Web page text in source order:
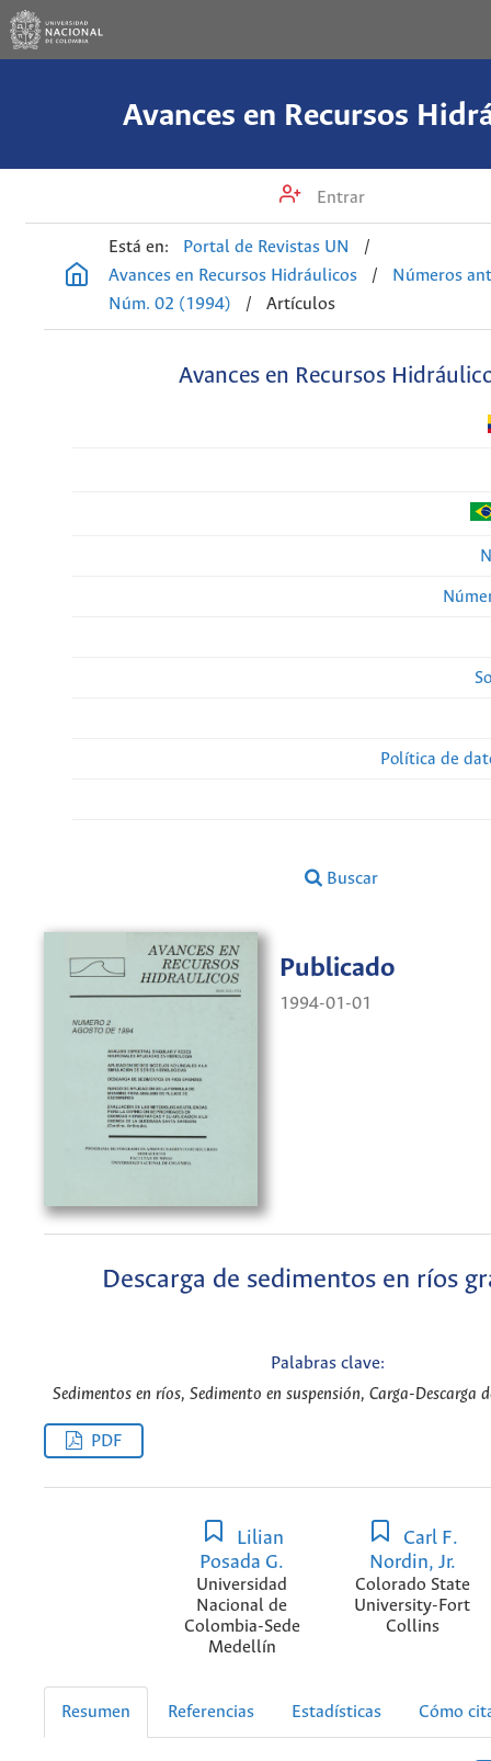
Avances en Recursos
Entrar
Está en: Portal de Revistas UN
/
Avances en Recursos Hidráulicos
/
Números
Núm. 02 (1994)
/ Artículos
Avances en Recursos
Política de
Buscar
Publicado
1994-01-01
Descarga de sedimentos en ríos
Palabras clave:
Sedimentos en ríos, Sedimento en suspensión, Carga-Descarga
PDF
Lilian
Posada G.
Universidad
Nacional de
Colombia-Sede
Medellín
Carl F.
Nordin, Jr.
Colorado State
University-Fort
Collins
Resumen Referencias Estadísticas Cómo